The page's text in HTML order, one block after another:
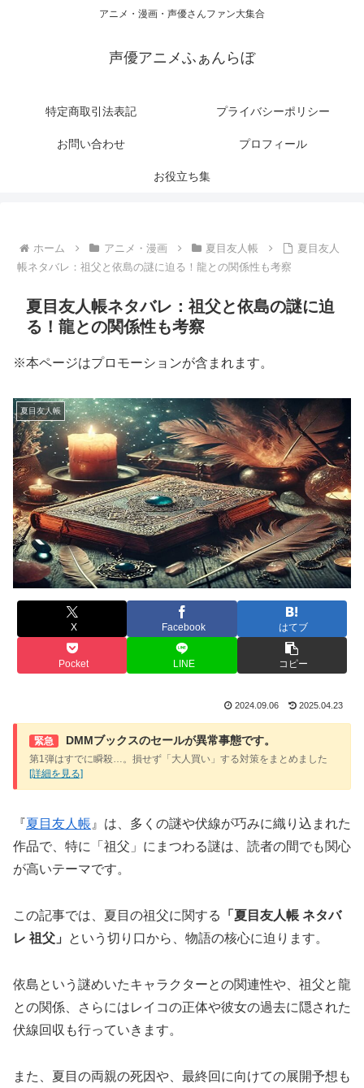
アニメ・漫画・声優さんファン大集合
声優アニメふぁんらぼ
特定商取引法表記 プライバシーポリシー
お問い合わせ プロフィール
お役立ち集
ホーム アニメ・漫画 夏目友人帳
夏目友人
帳ネタバレ：祖父と依島の謎に迫る！龍との関係性も考察
夏目友人帳ネタバレ：祖父と依島の謎に迫
る！龍との関係性も考察
※本ページはプロモーションが含まれます。
夏目友人帳
X Facebook はてブ
Pocket LINE コピー
2024.09.06 2025.04.23
緊急 DMMブックスのセールが異常事態です。
第1弾はすでに瞬殺…。損せず「大人買い」する対策をまとめました
[詳細を見る]
『夏目友人帳 』は、多くの謎や伏線が巧みに織り込まれた
作品で、特に「祖父」にまつわる謎は、読者の間でも関心
が高いテーマです。
この記事では、夏目の祖父に関する
「夏目友人帳 ネタバ
レ 祖父」
という切り口から、物語の核心に迫ります。
依島という謎めいたキャラクターとの関連性や、祖父と龍
との関係、さらにはレイコの正体や彼女の過去に隠された
伏線回収も行っていきます。
また、夏目の両親の死因や、最終回に向けての展開予想も